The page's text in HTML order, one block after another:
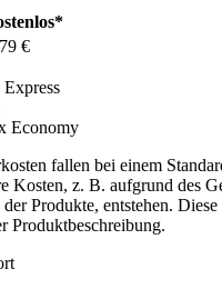
€
fallen bei einem
Kosten, z. B. aufgrund des
Produkte, entstehen.
Produktbeschreibung.